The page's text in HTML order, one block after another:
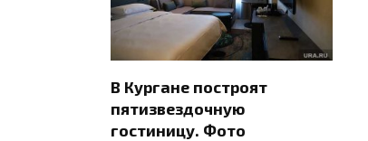
В Кургане построят
пятизвездочную
гостиницу. Фото